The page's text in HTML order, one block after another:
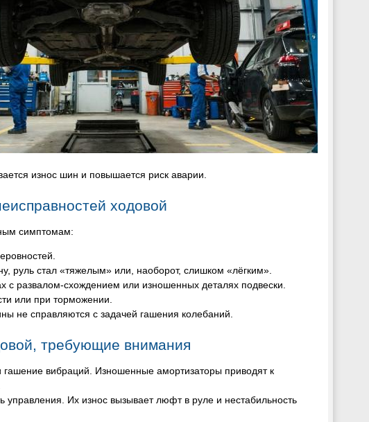
износ шин и повышается риск аварии.
ходовой
симптомам:
руль стал «тяжелым» или, наоборот, слишком «лёгким».
с развалом-схождением или изношенных деталях подвески.
или при торможении.
не справляются с задачей гашения колебаний.
требующие внимания
гашение вибраций. Изношенные амортизаторы приводят к
управления. Их износ вызывает люфт в руле и нестабильность